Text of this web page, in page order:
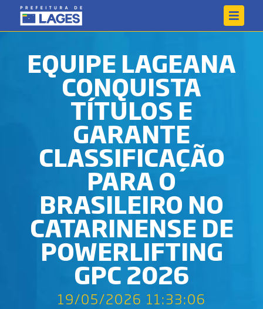
EQUIPE LAGEANA
CONQUISTA
TÍTULOS E
GARANTE
CLASSIFICAÇÃO
PARA O
BRASILEIRO NO
CATARINENSE DE
POWERLIFTING
GPC 2026
19/05/2026 11:33:06